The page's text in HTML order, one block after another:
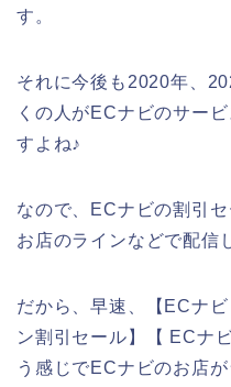
す。
それに今後も2020年、
くの人がECナビのサー
すよね♪
なので、ECナビの割引
お店のラインなどで配信
だから、早速、【ECナ
ン割引セール】【 ECナ
う感じでECナビのお店